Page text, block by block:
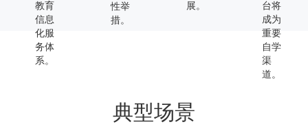
教育
信息
化服
务体
系。
性举
措。
展。
台将
成为
重要
自学
渠
道。
典型场景